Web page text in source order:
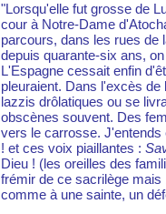
"Lorsqu'elle fut grosse de
cour à Notre-Dame
parcours, dans les rues de
depuis quarante-six ans,
L'Espagne cessait enfin
pleuraient. Dans l'excès
lazzis drôlatiques ou se
obscènes souvent. Des
vers le carrosse.
! et ces voix piaillantes :
Dieu ! (les oreilles des
frémir de ce sacrilège
comme à une sainte, un